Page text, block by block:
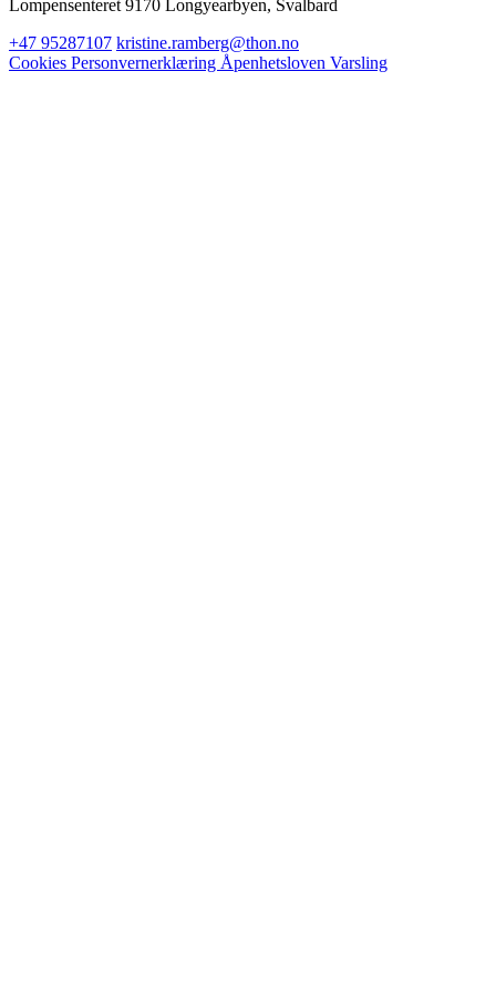
Lompensenteret 9170 Longyearbyen, Svalbard
+47 95287107 kristine.ramberg@thon.no
Cookies Personvernerklæring Åpenhetsloven Varsling